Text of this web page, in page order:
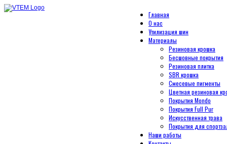
Главная
О нас
Утилизация шин
Материалы
Резиновая крошка
Бесшовные покрытия
Резиновая плитка
SBR крошка
Смесевые пигменты
Цветная резиновая
Покрытия Mondo
Покрытия Full Pur
Искусственная трава
Покрытия для
Наши работы